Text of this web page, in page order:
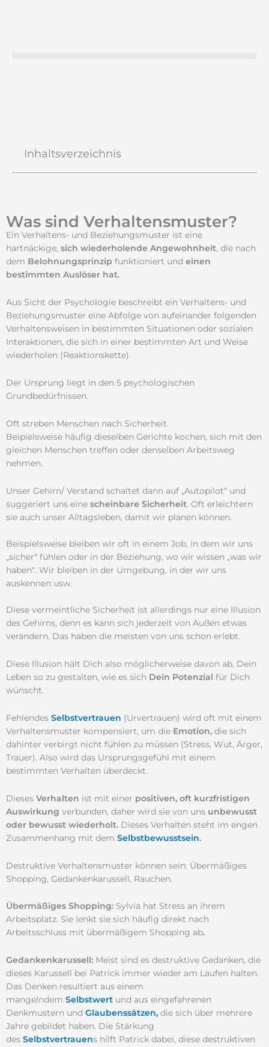
Inhaltsverzeichnis
Was sind Verhaltensmuster?
Ein Verhaltens- und Beziehungsmuster ist eine
hartnäckige, sich wiederholende Angewohnheit, die nach
dem Belohnungsprinzip funktioniert und einen
bestimmten Auslöser hat.
Aus Sicht der Psychologie beschreibt ein Verhaltens- und
Beziehungsmuster eine Abfolge von aufeinander folgenden
Verhaltensweisen in bestimmten Situationen oder sozialen
Interaktionen, die sich in einer bestimmten Art und Weise
wiederholen (Reaktionskette).
Der Ursprung liegt in den 5 psychologischen
Grundbedürfnissen.
Oft streben Menschen nach Sicherheit.
Beipielsweise häufig dieselben Gerichte kochen, sich mit den
gleichen Menschen treffen oder denselben Arbeitsweg
nehmen.
Unser Gehirn/ Verstand schaltet dann auf „Autopilot“ und
suggeriert uns eine scheinbare Sicherheit. Oft erleichtern
sie auch unser Alltagsleben, damit wir planen können.
Beispielsweise bleiben wir oft in einem Job, in dem wir uns
„sicher“ fühlen oder in der Beziehung, wo wir wissen „was wir
haben“. Wir bleiben in der Umgebung, in der wir uns
auskennen usw.
Diese vermeintliche Sicherheit ist allerdings nur eine Illusion
des Gehirns, denn es kann sich jederzeit von Außen etwas
verändern. Das haben die meisten von uns schon erlebt.
Diese Illusion hält Dich also möglicherweise davon ab, Dein
Leben so zu gestalten, wie es sich Dein Potenzial für Dich
wünscht.
Fehlendes Selbstvertrauen (Urvertrauen) wird oft mit einem
Verhaltensmuster kompensiert, um die Emotion, die sich
dahinter verbirgt nicht fühlen zu müssen (Stress, Wut, Ärger,
Trauer). Also wird das Ursprungsgefühl mit einem
bestimmten Verhalten überdeckt.
Dieses Verhalten ist mit einer positiven, oft kurzfristigen
Auswirkung verbunden, daher wird sie von uns unbewusst
oder bewusst wiederholt. Dieses Verhalten steht im engen
Zusammenhang mit dem Selbstbewusstsein.
Destruktive Verhaltensmuster können sein: Übermäßiges
Shopping, Gedankenkarussell, Rauchen.
Übermäßiges Shopping: Sylvia hat Stress an ihrem
Arbeitsplatz. Sie lenkt sie sich häufig direkt nach
Arbeitsschluss mit übermäßigem Shopping ab.
Gedankenkarussell: Meist sind es destruktive Gedanken, die
dieses Karussell bei Patrick immer wieder am Laufen halten.
Das Denken resultiert aus einem
mangelndem Selbstwert und aus eingefahrenen
Denkmustern und Glaubenssätzen, die sich über mehrere
Jahre gebildet haben. Die Stärkung
des Selbstvertrauens hilft Patrick dabei, diese destruktiven